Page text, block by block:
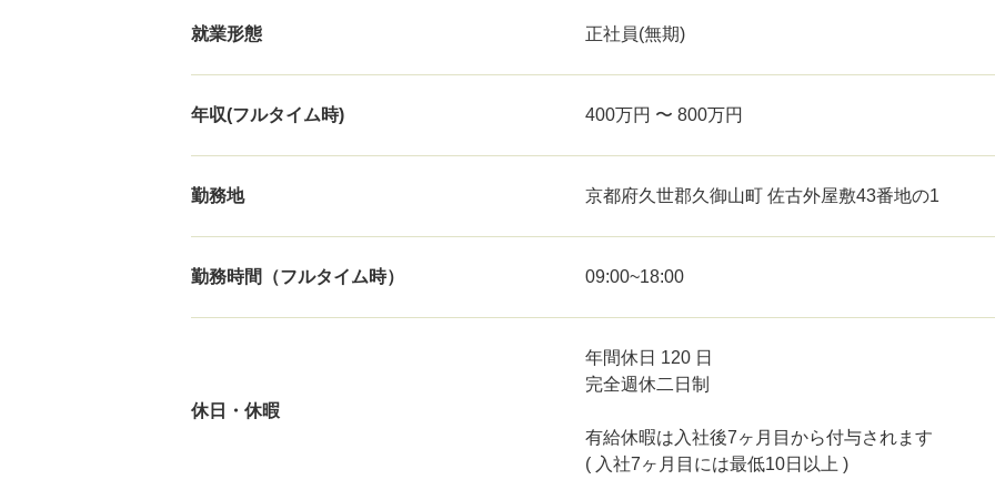
就業形態 正社員(無期)
年収(フルタイム時) 400万円 〜 800万円
勤務地 京都府久世郡久御山町 佐古外屋敷43番地の1
勤務時間（フルタイム時） 09:00~18:00
休日・休暇
年間休日 120 日
完全週休二日制
有給休暇は入社後7ヶ月目から付与されます
( 入社7ヶ月目には最低10日以上 )